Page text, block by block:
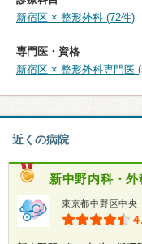
新宿区 × 整形外科 (72件)
専門医・資格
新宿区 × 整形外科専門医
近くの病院
新中野内科・
東京都中野区中央